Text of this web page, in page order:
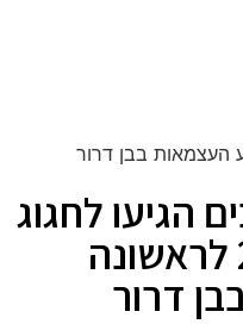
תושבים הגיעו לחגוג
את עצמאות 2023 לראשונה
דרור